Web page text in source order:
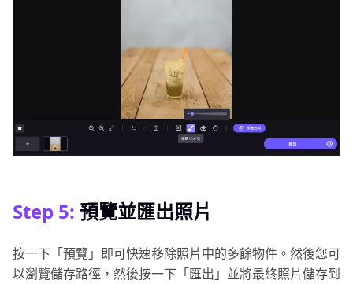
Step 5: 預覽並匯出照片
按一下「預覽」即可快速移除照片中的多餘物件。然後您可
以瀏覽儲存路徑，然後按一下「匯出」並將最終照片儲存到